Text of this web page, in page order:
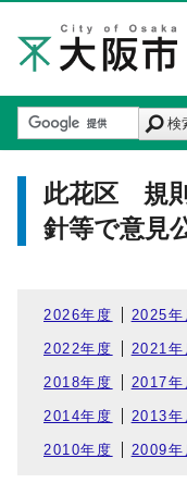
検
此花区 規
針等で意見
2026年度 2025年
2022年度 2021年
2018年度 2017年
2014年度 2013年
2010年度 2009年